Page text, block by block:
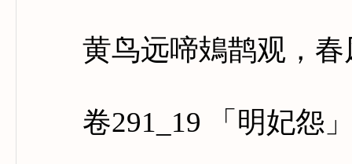
黄鸟远啼鳷鹊观，春
卷291_19 「明妃怨